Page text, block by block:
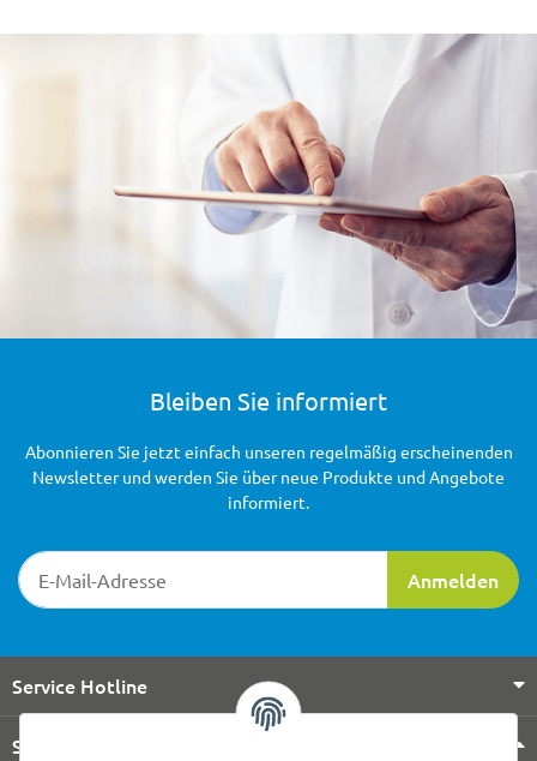
Bleiben Sie informiert
Newsletter-Registrierung
Anmelden
Abonnieren Sie jetzt einfach unseren regelmäßig erscheinenden
Newsletter und werden Sie über neue Produkte und Angebote
informiert.
Service Hotline
Shop Service